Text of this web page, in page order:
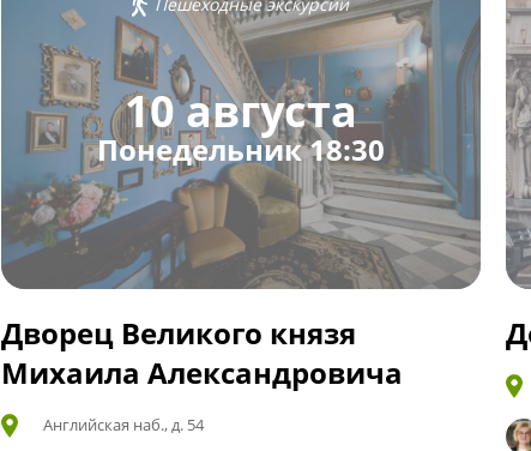
10 августа
Понедельник 18:30
Дворец Великого князя
Михаила Александровича
Английская наб., д. 54